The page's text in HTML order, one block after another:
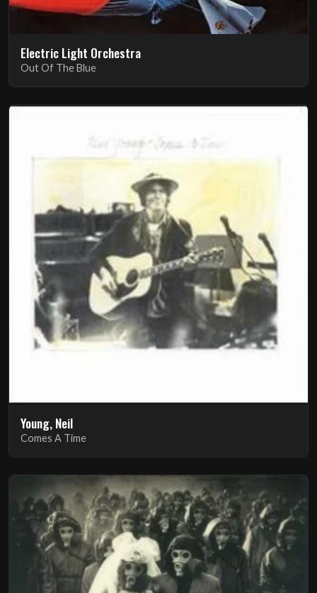
Electric Light Orchestra
Out Of The Blue
Young, Neil
Comes A Time